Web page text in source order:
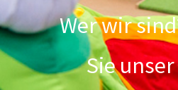
Wer wir
Sie